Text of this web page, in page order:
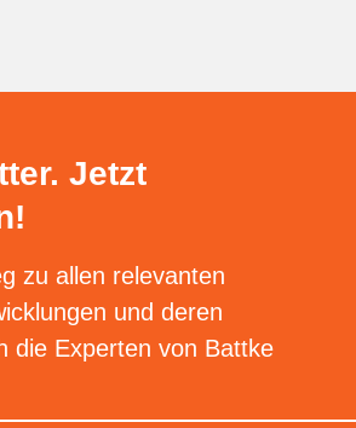
Jetzt
zu allen relevanten
und deren
die Experten von Battke